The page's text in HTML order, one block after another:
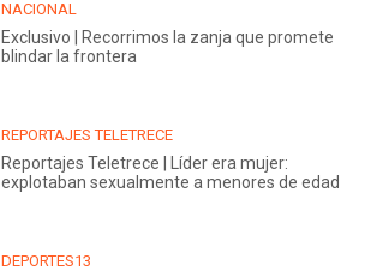
NACIONAL
Exclusivo | Recorrimos la zanja que promete
blindar la frontera
REPORTAJES TELETRECE
Reportajes Teletrece | Líder era mujer:
explotaban sexualmente a menores de edad
DEPORTES13